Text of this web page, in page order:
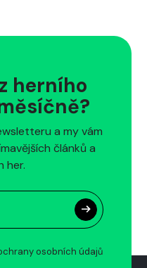
herního
a my vám
článků a
her.
osobních údajů